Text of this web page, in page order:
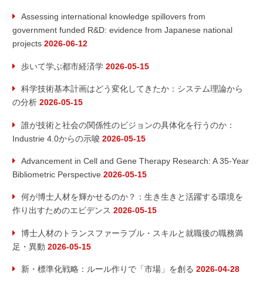
Assessing international knowledge spillovers from
government funded R&D: evidence from Japanese national
projects 2026-06-12
歩いて学ぶ都市経済学 2026-05-15
科学技術基本計画はどう変化してきたか：システム理論から
の分析 2026-05-15
誰が技術と社会の関係性のビジョンの具体化を行うのか：
Industrie 4.0からの示唆 2026-05-15
Advancement in Cell and Gene Therapy Research: A 35-Year
Bibliometric Perspective 2026-05-15
何が博士人材を輝かせるのか？：生き生きと活躍する環境を
作り出すためのエビデンス 2026-05-15
博士人材のトランスファーラブル・スキルと就職後の職務満
足・異動 2026-05-15
新・標準化戦略：ルール作りで「市場」を創る 2026-04-28